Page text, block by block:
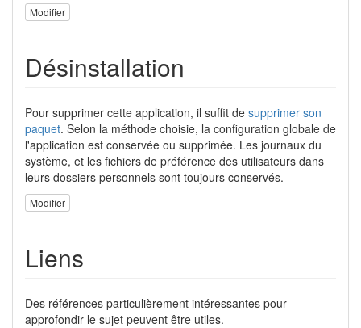
Modifier
Désinstallation
Pour supprimer cette application, il suffit de supprimer son
paquet. Selon la méthode choisie, la configuration globale de
l'application est conservée ou supprimée. Les journaux du
système, et les fichiers de préférence des utilisateurs dans
leurs dossiers personnels sont toujours conservés.
Modifier
Liens
Des références particulièrement intéressantes pour
approfondir le sujet peuvent être utiles.